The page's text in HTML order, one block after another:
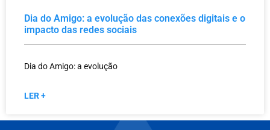
Dia do Amigo: a evolução das conexões digitais e o
impacto das redes sociais
Dia do Amigo: a evolução
LER +